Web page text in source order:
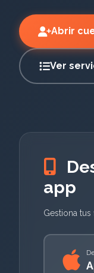
Abrir
Ver
app
Gestiona